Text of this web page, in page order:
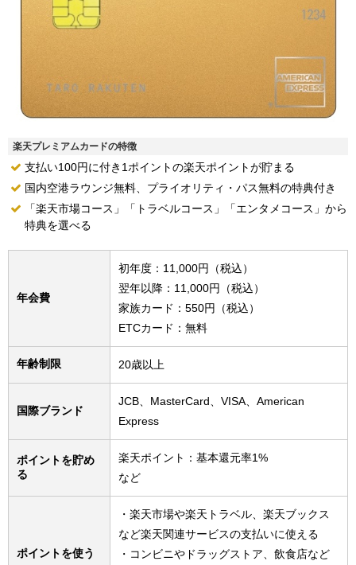
楽天プレミアムカードの特徴
支払い100円に付き1ポイントの楽天ポイントが貯まる
国内空港ラウンジ無料、プライオリティ・パス無料の特典付き
「楽天市場コース」「トラベルコース」「エンタメコース」から
特典を選べる
年会費
初年度：11,000円（税込）
翌年以降：11,000円（税込）
家族カード：550円（税込）
ETCカード：無料
年齢制限 20歳以上
国際ブランド
JCB、MasterCard、VISA、American
Express
ポイントを貯め
る
楽天ポイント：基本還元率1%
など
ポイントを使う
・楽天市場や楽天トラベル、楽天ブックス
など楽天関連サービスの支払いに使える
・コンビニやドラッグストア、飲食店など